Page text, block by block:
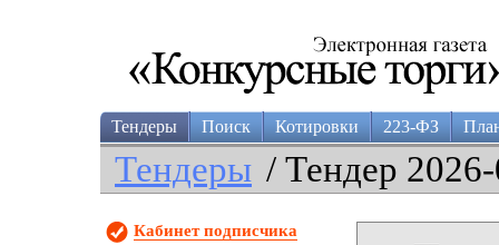
Тендеры Поиск Котировки 223-ФЗ
Тендеры / Тендер
Кабинет подписчика